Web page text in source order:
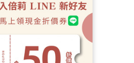
城市中柔
子花與橙